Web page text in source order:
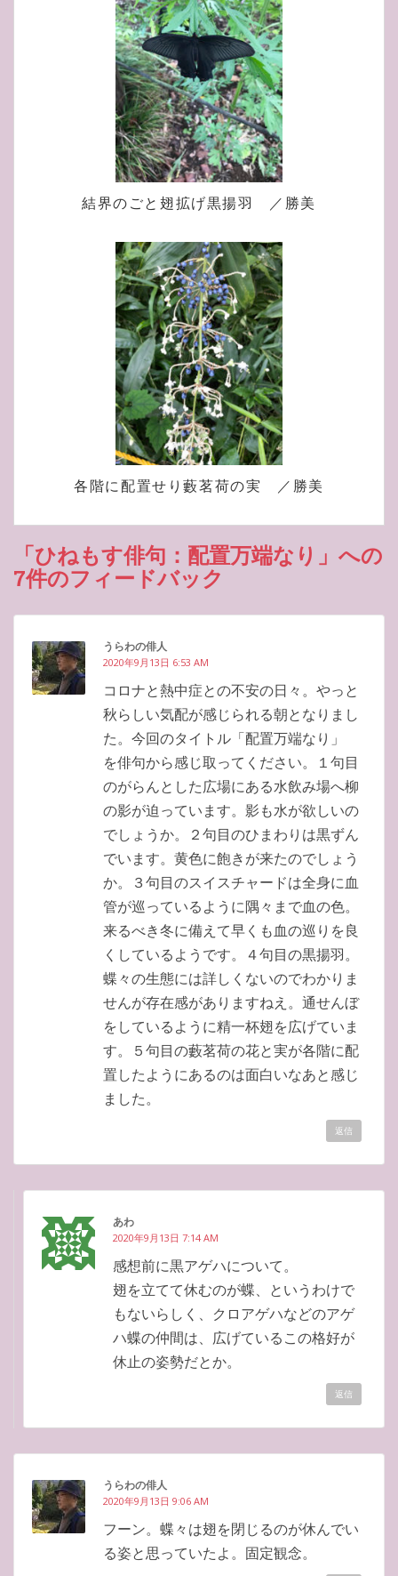
結界のごと翅拡げ黒揚羽 ／勝美
各階に配置せり藪茗荷の実 ／勝美
「ひねもす俳句：配置万端なり」への
7件のフィードバック
うらわの俳人
2020年9月13日 6:53 AM
コロナと熱中症との不安の日々。やっと
秋らしい気配が感じられる朝となりまし
た。今回のタイトル「配置万端なり」
を俳句から感じ取ってください。１句目
のがらんとした広場にある水飲み場へ柳
の影が迫っています。影も水が欲しいの
でしょうか。２句目のひまわりは黒ずん
でいます。黄色に飽きが来たのでしょう
か。３句目のスイスチャードは全身に血
管が巡っているように隅々まで血の色。
来るべき冬に備えて早くも血の巡りを良
くしているようです。４句目の黒揚羽。
蝶々の生態には詳しくないのでわかりま
せんが存在感がありますねえ。通せんぼ
をしているように精一杯翅を広げていま
す。５句目の藪茗荷の花と実が各階に配
置したようにあるのは面白いなあと感じ
ました。
返信
あわ
2020年9月13日 7:14 AM
感想前に黒アゲハについて。
翅を立てて休むのが蝶、というわけで
もないらしく、クロアゲハなどのアゲ
ハ蝶の仲間は、広げているこの格好が
休止の姿勢だとか。
返信
うらわの俳人
2020年9月13日 9:06 AM
フーン。蝶々は翅を閉じるのが休んでい
る姿と思っていたよ。固定観念。